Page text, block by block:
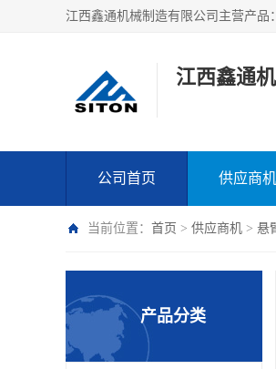
江西鑫通
公司首页 供应商机
当前位置： 首页 > 供应商机 > 悬
产品分类